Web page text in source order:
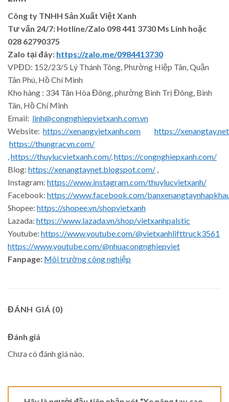
Công ty TNHH Sản Xuất Việt Xanh
Tư vấn 24/7: Hotline/Zalo 098 441 3730 Ms Linh hoặc
028 62790375
Zalo tại đây: https://zalo.me/0984413730
VPĐD: 152/23/5 Lý Thánh Tông, Phường Hiệp Tân, Quận
Tân Phú, Hồ Chí Minh
Kho hàng : 334 Tân Hòa Đông, phường Bình Trị Đông, Bình
Tân, Hồ Chí Minh
Email: linh@congnghiepvietxanh.com.vn
Website: https://xenangvietxanh.com
https://xenangtay.net
https://thungracvn.com/
,https://thuylucvietxanh.com/,https://congnghiepxanh.com/
Blog: https://xenangtaynet.blogspot.com/ ,
Instagram: https://www.instagram.com/thuylucvietxanh/
Facebook: https://www.facebook.com/
Shopee: https://shopee.vn/shopvietxanh
Lazada: https://www.lazada.vn/shop/vietxanhpalstic
Youtube: https://www.youtube.com/@vietxanhlifttruck3561
https://www.youtube.com/@nhuacongnghiepviet
Fanpage: Môi trường công nghiệp
ĐÁNH GIÁ (0)
Đánh giá
Chưa có đánh giá nào.